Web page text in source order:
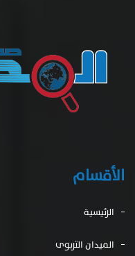
الأقسام
الرئيسية
الميدان التربوى